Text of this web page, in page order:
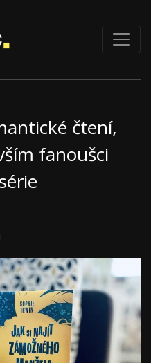
čtení,
fanoušci